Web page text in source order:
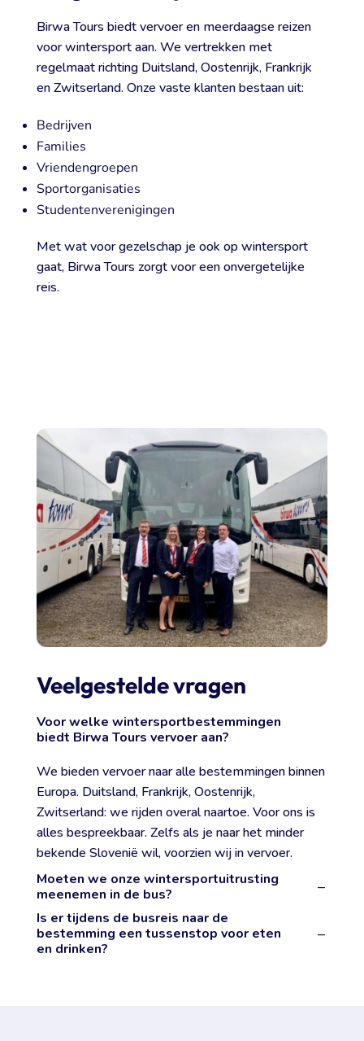
Birwa Tours biedt vervoer en meerdaagse reizen
voor wintersport aan. We vertrekken met
regelmaat richting Duitsland, Oostenrijk, Frankrijk
en Zwitserland. Onze vaste klanten bestaan uit:
Bedrijven
Families
Vriendengroepen
Sportorganisaties
Studentenverenigingen
Met wat voor gezelschap je ook op wintersport
gaat, Birwa Tours zorgt voor een onvergetelijke
reis.
Veelgestelde vragen
Voor welke wintersportbestemmingen
biedt Birwa Tours vervoer aan?
We bieden vervoer naar alle bestemmingen binnen
Europa. Duitsland, Frankrijk, Oostenrijk,
Zwitserland: we rijden overal naartoe. Voor ons is
alles bespreekbaar. Zelfs als je naar het minder
bekende Slovenië wil, voorzien wij in vervoer.
Moeten we onze wintersportuitrusting
meenemen in de bus?
Is er tijdens de busreis naar de
bestemming een tussenstop voor eten
en drinken?